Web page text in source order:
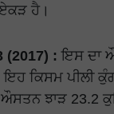
ਹੈ।
(2017) : ਇਸ ਦਾ
ਕਿਸਮ ਪੀਲੀ
ਔਸਤਨ ਝਾੜ 23.2